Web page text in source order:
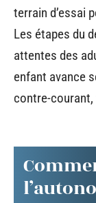
terrain d’essai
Les étapes du
attentes des
enfant avance
contre-